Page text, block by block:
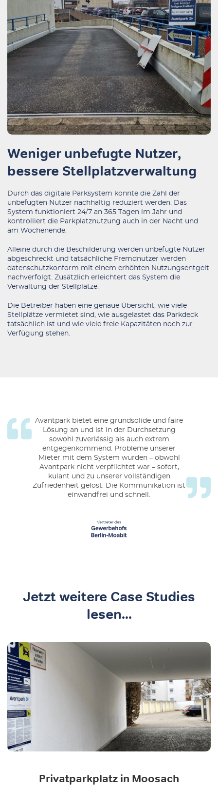
Weniger unbefugte Nutzer,
bessere Stellplatzverwaltung
Durch das digitale Parksystem konnte die Zahl der
unbefugten Nutzer nachhaltig reduziert werden. Das
System funktioniert 24/7 an 365 Tagen im Jahr und
kontrolliert die Parkplatznutzung auch in der Nacht und
am Wochenende.
Alleine durch die Beschilderung werden unbefugte Nutzer
abgeschreckt und tatsächliche Fremdnutzer werden
datenschutzkonform mit einem erhöhten Nutzungsentgelt
nachverfolgt. Zusätzlich erleichtert das System die
Verwaltung der Stellplätze.
Die Betreiber haben eine genaue Übersicht, wie viele
Stellplätze vermietet sind, wie ausgelastet das Parkdeck
tatsächlich ist und wie viele freie Kapazitäten noch zur
Verfügung stehen.
Avantpark bietet eine grundsolide und faire
Lösung an und ist in der Durchsetzung
sowohl zuverlässig als auch extrem
entgegenkommend. Probleme unserer
Mieter mit dem System wurden – obwohl
Avantpark nicht verpflichtet war – sofort,
kulant und zu unserer vollständigen
Zufriedenheit gelöst. Die Kommunikation ist
einwandfrei und schnell.
Jetzt weitere Case Studies
lesen...
Privatparkplatz in Moosach